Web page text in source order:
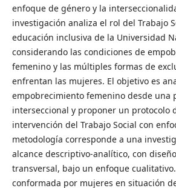
enfoque de género y la
investigación analiza el rol del Trabajo
educación inclusiva de la Universidad
considerando las condiciones de
femenino y las múltiples formas de
enfrentan las mujeres. El objetivo es
empobrecimiento femenino desde una
interseccional y proponer un protocolo
intervención del Trabajo Social con
metodología corresponde a una
alcance descriptivo-analítico, con
transversal, bajo un enfoque
conformada por mujeres en situación